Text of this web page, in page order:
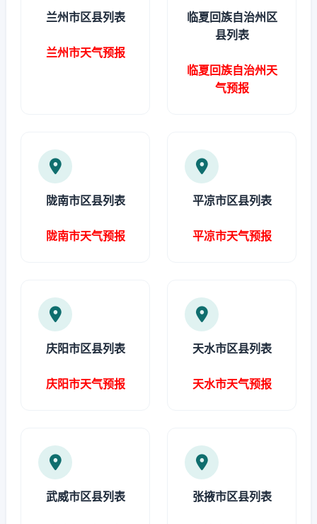
兰州市区县列表
兰州市天气预报
临夏回族自治州区
县列表
临夏回族自治州天
气预报
陇南市区县列表
陇南市天气预报
平凉市区县列表
平凉市天气预报
庆阳市区县列表
庆阳市天气预报
天水市区县列表
天水市天气预报
武威市区县列表 张掖市区县列表